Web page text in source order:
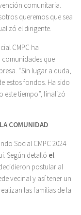
comunitaria.
queremos que sea
el dirigente.
CMPC ha
que
“Sin lugar a duda,
estos fondos. Ha sido
tiempo”, finalizó
COMUNIDAD
Social CMPC 2024
Según detalló el
decidieron postular al
vecinal y así tener un
las familias de la